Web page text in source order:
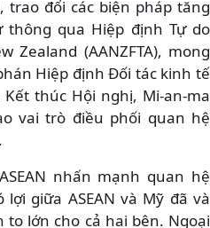
đổi các biện pháp tăng
thông qua Hiệp định Tự do
Zealand (AANZFTA), mong
Hiệp định Đối tác kinh tế
Kết thúc Hội nghị, Mi-an-ma
vai trò điều phối quan hệ
nhấn mạnh quan hệ
giữa ASEAN và Mỹ đã và
lớn cho cả hai bên. Ngoại